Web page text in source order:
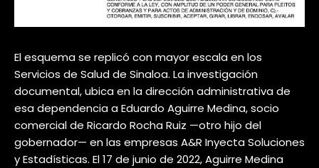
El esquema se replicó con mayor escala en los
Servicios de Salud de Sinaloa. La investigación
documental, ubica en la dirección administrativa de
esa dependencia a Eduardo Aguirre Medina, socio
comercial de Ricardo Rocha Ruiz —otro hijo del
gobernador— en las empresas A&R Inyecta Soluciones
y Estadísticas. El 17 de junio de 2022, Aguirre Medina